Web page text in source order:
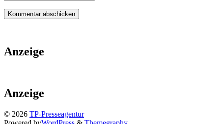
Anzeige
Anzeige
© 2026 TP-Presseagentur